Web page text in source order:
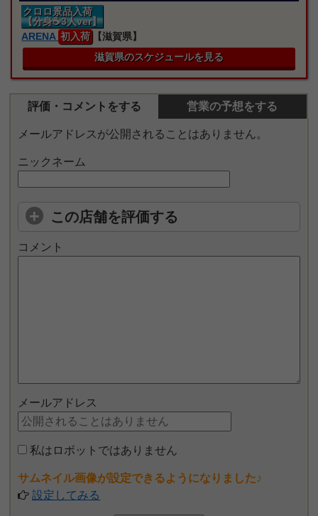
クロロ景品入荷
【分身☕3人ver】
ARENA 初入荷
【滋賀県】
滋賀県のスケジュールを見る
評価・コメントをする 営業の予想をする
メールアドレスが公開されることはありません。
ニックネーム
この店舗を評価する
コメント
メールアドレス
私はロボットではありません
サムネイル画像が設定できるようになりました♪
設定してみる